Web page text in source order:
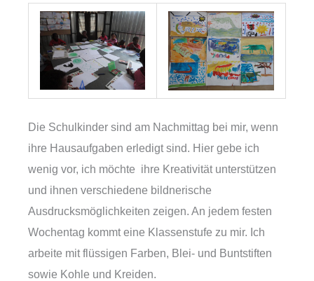
Die Schulkinder sind am Nachmittag bei mir, wenn
ihre Hausaufgaben erledigt sind. Hier gebe ich
wenig vor, ich möchte ihre Kreativität unterstützen
und ihnen verschiedene bildnerische
Ausdrucksmöglichkeiten zeigen. An jedem festen
Wochentag kommt eine Klassenstufe zu mir. Ich
arbeite mit flüssigen Farben, Blei- und Buntstiften
sowie Kohle und Kreiden.